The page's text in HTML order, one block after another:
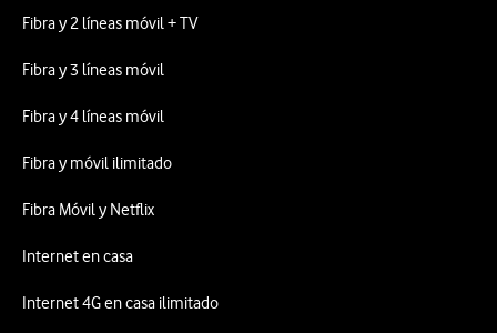
Fibra y 2 líneas móvil + TV
Fibra y 3 líneas móvil
Fibra y 4 líneas móvil
Fibra y móvil ilimitado
Fibra Móvil y Netflix
Internet en casa
Internet 4G en casa ilimitado